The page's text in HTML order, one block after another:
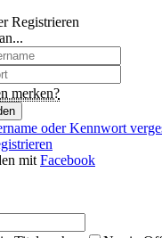
Registrieren
merken?
oder Kennwort
mit Facebook